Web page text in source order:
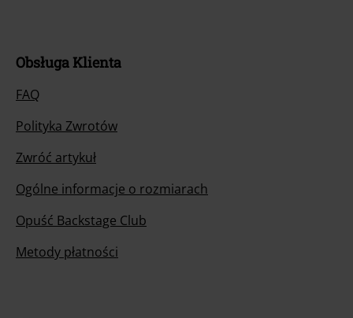
Obsługa Klienta
FAQ
Polityka Zwrotów
Zwróć artykuł
Ogólne informacje o rozmiarach
Opuść Backstage Club
Metody płatności